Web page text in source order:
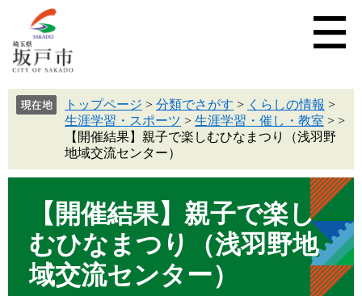
トップページ > 分類でさがす > くらしの情報 >
生涯学習・スポーツ > 生涯学習・催し・教室 > >
【開催結果】親子で楽しむひなまつり（浅羽野
地域交流センター）
【開催結果】親子で楽し
むひなまつり（浅羽野地
域交流センター）